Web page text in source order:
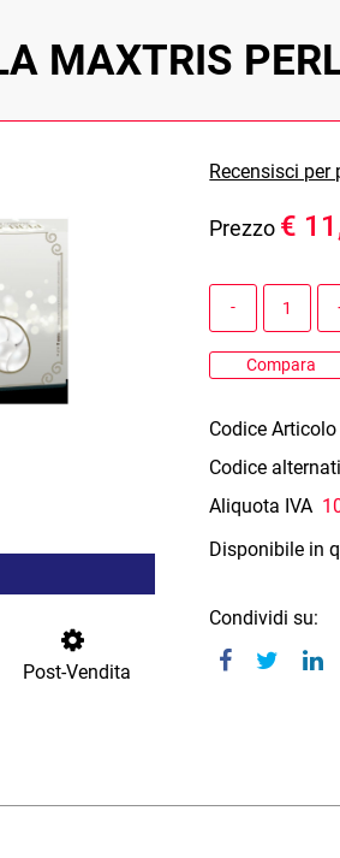
MAXTRIS
Post-Vendita
Recensisci
Prezzo €
Compara
Codice Articolo
Codice
Aliquota IVA
Disponibile in
Condividi su: